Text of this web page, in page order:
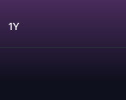
1Y